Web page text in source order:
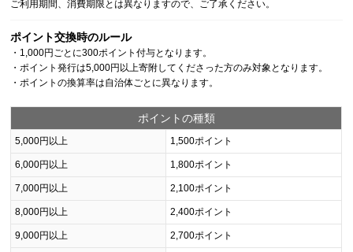
ご利用期間、消費期限とは異なりますので、ご了承ください。
ポイント交換時のルール
・1,000円ごとに300ポイント付与となります。
・ポイント発行は5,000円以上寄附してくださった方のみ対象となります。
・ポイントの換算率は自治体ごとに異なります。
ポイントの種類
5,000円以上 1,500ポイント
6,000円以上 1,800ポイント
7,000円以上 2,100ポイント
8,000円以上 2,400ポイント
9,000円以上 2,700ポイント